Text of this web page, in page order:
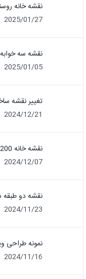
نقشه خانه
2025/01/27
نقشه سه خوابه
2025/01/05
تغییر نقشه
2024/12/21
نقشه خانه 200 متری ویلایی | چهار خوابه شیک
2024/12/07
نقشه دو
2024/11/23
نمونه طراحی ویلا | 10 نمای ویلا با
2024/11/16